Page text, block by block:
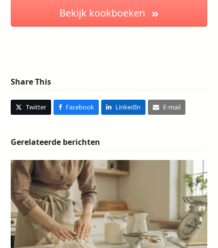
Bekijk kookboeken
Share This
Twitter Facebook LinkedIn E-mail
Gerelateerde berichten